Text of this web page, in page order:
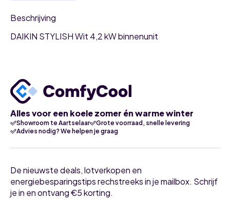
Beschrijving
DAIKIN STYLISH Wit 4,2 kW binnenunit
Alles voor een koele zomer én warme winter
Showroom te Aartselaar
Grote voorraad, snelle levering
Advies nodig? We helpen je graag
De nieuwste deals, lotverkopen en
energiebesparingstips rechstreeks in je mailbox. Schrijf
je in en ontvang €5 korting.